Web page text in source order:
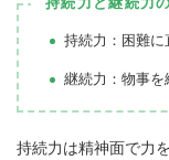
持続力：困難に
継続力：物事を
持続力は精神面で力